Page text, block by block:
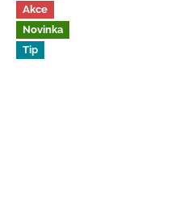
Akce
Novinka
Tip